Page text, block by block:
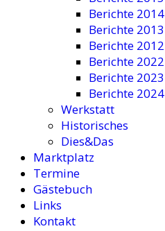
Berichte 2014
Berichte 2013
Berichte 2012
Berichte 2022
Berichte 2023
Berichte 2024
Werkstatt
Historisches
Dies&Das
Marktplatz
Termine
Gästebuch
Links
Kontakt